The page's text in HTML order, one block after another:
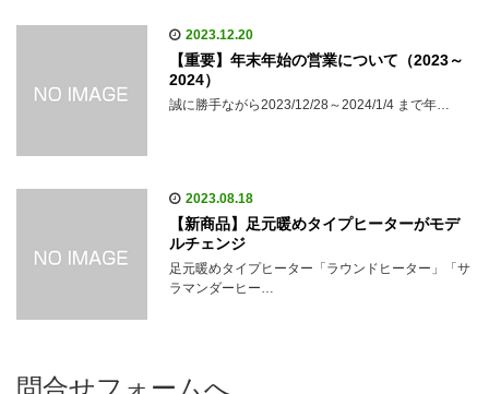
2023.12.20
【重要】年末年始の営業について（2023～
2024）
誠に勝手ながら2023/12/28～2024/1/4 まで年…
2023.08.18
【新商品】足元暖めタイプヒーターがモデ
ルチェンジ
足元暖めタイプヒーター「ラウンドヒーター」「サ
ラマンダーヒー…
問合せフォームへ